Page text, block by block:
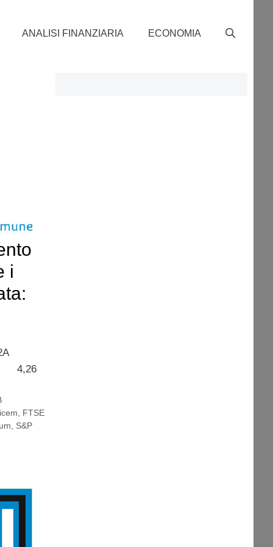
ANALISI FINANZIARIA ECONOMIA
i
4,26
FTSE
S&P